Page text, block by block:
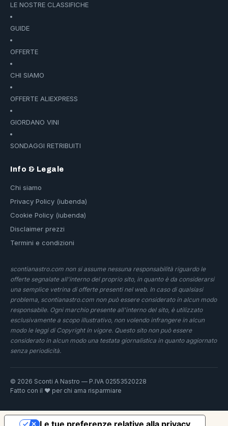
LE NOSTRE CLASSIFICHE
GUIDE
OFFERTE
CHI SIAMO
OFFERTE ALIEXPRESS
GIORDANO VINI
SONDAGGI RETRIBUITI
Info & Legale
Chi siamo
Privacy Policy (iubenda)
Cookie Policy (iubenda)
Disclaimer prezzi
Termini e condizioni
scontianastro.com non si assume nessuna responsabilità riguardo le
offerte segnalate all'interno del proprio sito, in quanto è da considerarsi
una semplice vetrina di offerte presenti nel web. In caso di qualsiasi
problema, scontianastro.com non può essere considerato in alcun modo
responsabile. Ogni marchio presente all'interno del sito, è utilizzato
esclusivamente a scopo illustrativo, non volendo infrangere in alcun
modo le leggi di Copyright in vigore. Questo sito non può essere
considerato in alcun modo una testata giornalistica in quanto aggiornato
senza periodicità.
© 2026 Sconti A Nastro — P.IVA 02553520228
Fatto con il ❤️ per chi ama risparmiare